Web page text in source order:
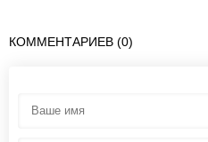
Vincent Bowence
КОММЕНТАРИЕВ (0)